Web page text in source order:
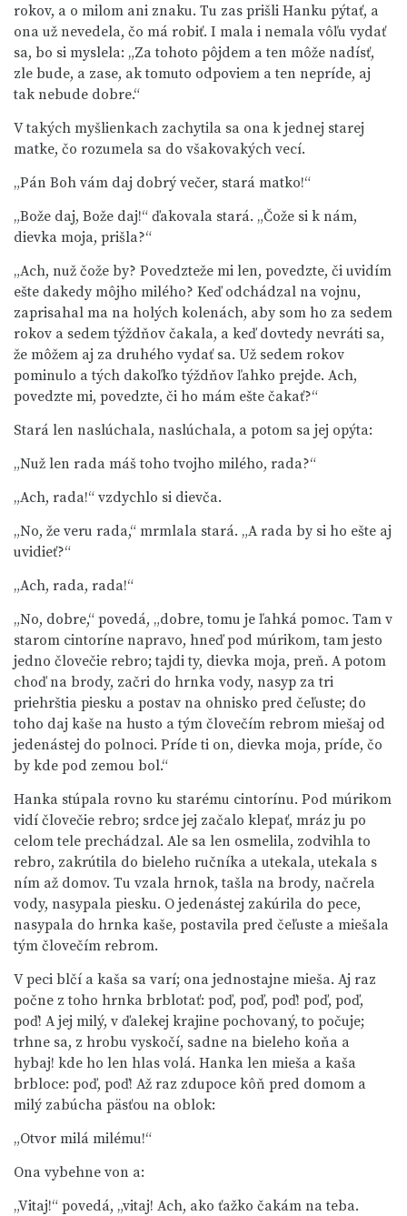
rokov, a o milom ani znaku. Tu zas prišli Hanku pýtať, a
ona už nevedela, čo má robiť. I mala i nemala vôľu vydať
sa, bo si myslela: „Za tohoto pôjdem a ten môže nadísť,
zle bude, a zase, ak tomuto odpoviem a ten nepríde, aj
tak nebude dobre.“
V takých myšlienkach zachytila sa ona k jednej starej
matke, čo rozumela sa do všakovakých vecí.
„Pán Boh vám daj dobrý večer, stará matko!“
„Bože daj, Bože daj!“ ďakovala stará. „Čože si k nám,
dievka moja, prišla?“
„Ach, nuž čože by? Povedzteže mi len, povedzte, či uvidím
ešte dakedy môjho milého? Keď odchádzal na vojnu,
zaprisahal ma na holých kolenách, aby som ho za sedem
rokov a sedem týždňov čakala, a keď dovtedy nevráti sa,
že môžem aj za druhého vydať sa. Už sedem rokov
pominulo a tých dakoľko týždňov ľahko prejde. Ach,
povedzte mi, povedzte, či ho mám ešte čakať?“
Stará len naslúchala, naslúchala, a potom sa jej opýta:
„Nuž len rada máš toho tvojho milého, rada?“
„Ach, rada!“ vzdychlo si dievča.
„No, že veru rada,“ mrmlala stará. „A rada by si ho ešte aj
uvidieť?“
„Ach, rada, rada!“
„No, dobre,“ povedá, „dobre, tomu je ľahká pomoc. Tam v
starom cintoríne napravo, hneď pod múrikom, tam jesto
jedno človečie rebro; tajdi ty, dievka moja, preň. A potom
choď na brody, začri do hrnka vody, nasyp za tri
priehrštia piesku a postav na ohnisko pred čeľuste; do
toho daj kaše na husto a tým človečím rebrom miešaj od
jedenástej do polnoci. Príde ti on, dievka moja, príde, čo
by kde pod zemou bol.“
Hanka stúpala rovno ku starému cintorínu. Pod múrikom
vidí človečie rebro; srdce jej začalo klepať, mráz ju po
celom tele prechádzal. Ale sa len osmelila, zodvihla to
rebro, zakrútila do bieleho ručníka a utekala, utekala s
ním až domov. Tu vzala hrnok, tašla na brody, načrela
vody, nasypala piesku. O jedenástej zakúrila do pece,
nasypala do hrnka kaše, postavila pred čeľuste a miešala
tým človečím rebrom.
V peci blčí a kaša sa varí; ona jednostajne mieša. Aj raz
počne z toho hrnka brblotať: poď, poď, poď! poď, poď,
poď! A jej milý, v ďalekej krajine pochovaný, to počuje;
trhne sa, z hrobu vyskočí, sadne na bieleho koňa a
hybaj! kde ho len hlas volá. Hanka len mieša a kaša
brbloce: poď, poď! Až raz zdupoce kôň pred domom a
milý zabúcha päsťou na oblok:
„Otvor milá milému!“
Ona vybehne von a:
„Vitaj!“ povedá, „vitaj! Ach, ako ťažko čakám na teba.